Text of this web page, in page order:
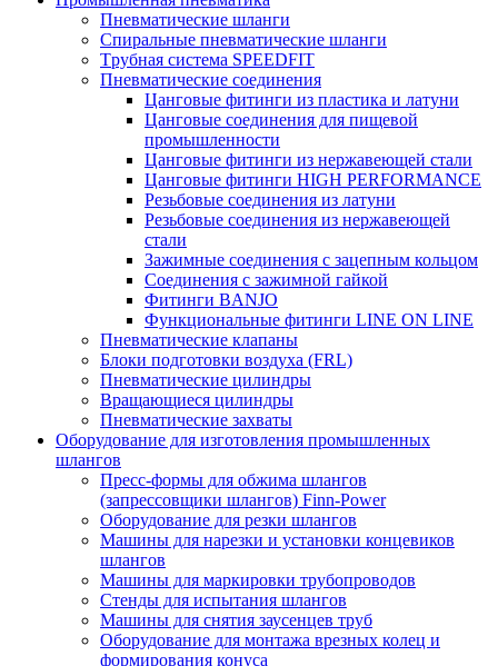
Пневматические шланги
Спиральные пневматические шланги
Tрубная система SPEEDFIT
Пневматические соединения
Цанговые фитинги из пластика и латуни
Цанговые соединения для пищевой
промышленности
Цанговые фитинги из нержавеющей стали
Цанговые фитинги HIGH PERFORMANCE
Резьбовые соединения из латуни
Резьбовые соединения из нержавеющей
стали
Зажимные соединения с зацепным кольцом
Соединения с зажимной гайкой
Фитинги BANJO
Функциональные фитинги LINE ON LINE
Пневматические клапаны
Блоки подготовки воздуха (FRL)
Пневматические цилиндры
Вращающиеся цилиндры
Пневматические захваты
Оборудование для изготовления промышленных
шлангов
Пресс-формы для обжима шлангов
(запрессовщики шлангов) Finn-Power
Оборудование для резки шлангов
Машины для нарезки и установки концевиков
шлангов
Машины для маркировки трубопроводов
Стенды для испытания шлангов
Машины для снятия заусенцев труб
Оборудование для монтажа врезных колец и
формирования конуса